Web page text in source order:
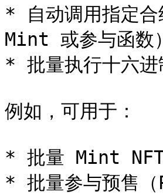
* 自动调用指定
Mint 或参与函数）
* 批量执行十六进
例如，可用于：
* 批量 Mint
* 批量参与预售